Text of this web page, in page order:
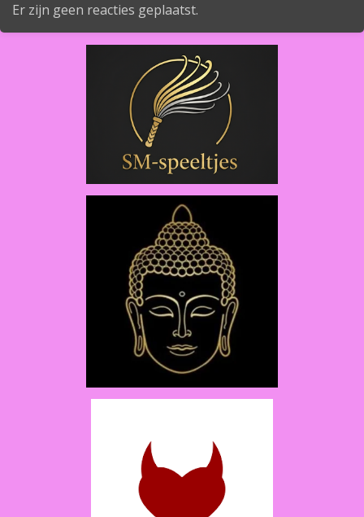
Er zijn geen reacties geplaatst.